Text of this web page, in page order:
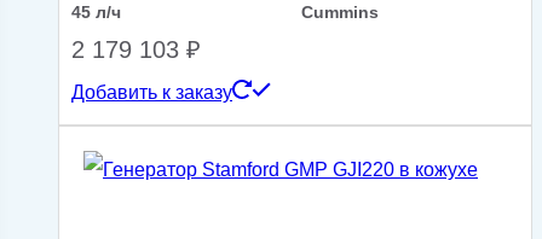
45 л/ч Cummins
2 179 103 ₽
Добавить к заказу